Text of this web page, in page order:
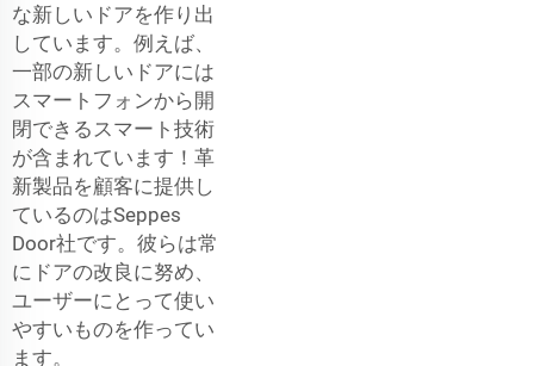
な新しいドアを作り出
しています。例えば、
一部の新しいドアには
スマートフォンから開
閉できるスマート技術
が含まれています！革
新製品を顧客に提供し
ているのはSeppes
Door社です。彼らは常
にドアの改良に努め、
ユーザーにとって使い
やすいものを作ってい
ます。